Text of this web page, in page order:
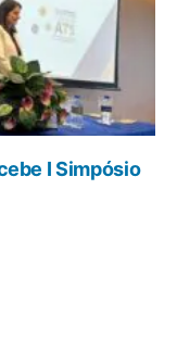
I Simpósio